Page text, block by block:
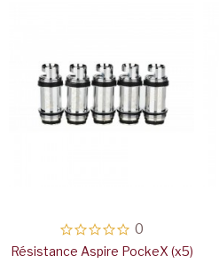
0
Résistance Aspire PockeX (x5)